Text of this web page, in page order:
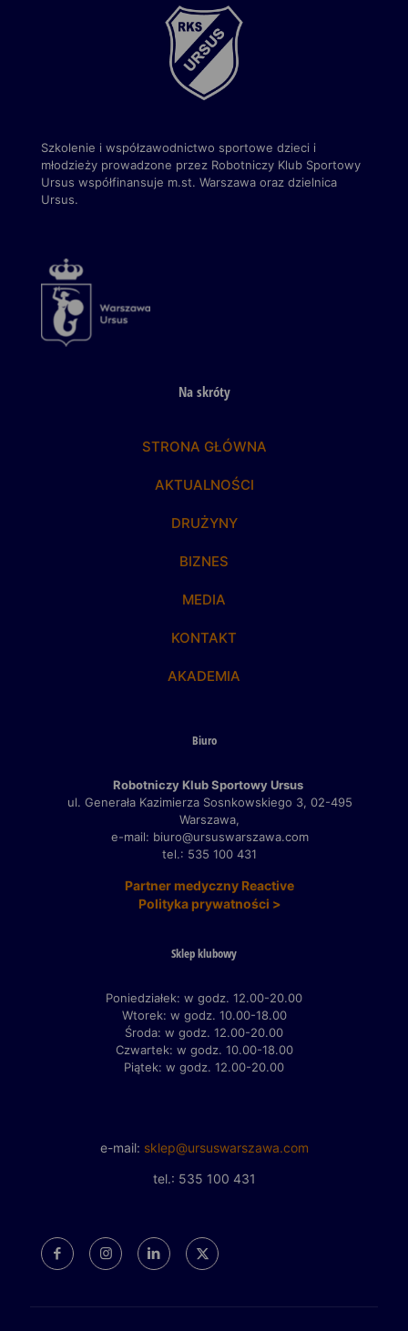
Szkolenie i współzawodnictwo sportowe dzieci i
młodzieży prowadzone przez Robotniczy Klub Sportowy
Ursus współfinansuje m.st. Warszawa oraz dzielnica
Ursus.
Na skróty
STRONA GŁÓWNA
AKTUALNOŚCI
DRUŻYNY
BIZNES
MEDIA
KONTAKT
AKADEMIA
Biuro
Robotniczy Klub Sportowy Ursus
ul. Generała Kazimierza Sosnkowskiego 3, 02-495
Warszawa,
e-mail: biuro@ursuswarszawa.com
tel.: 535 100 431
Partner medyczny Reactive
Polityka prywatności >
Sklep klubowy
Poniedziałek: w godz. 12.00-20.00
Wtorek: w godz. 10.00-18.00
Środa: w godz. 12.00-20.00
Czwartek: w godz. 10.00-18.00
Piątek: w godz. 12.00-20.00
e-mail: sklep@ursuswarszawa.com
tel.: 535 100 431